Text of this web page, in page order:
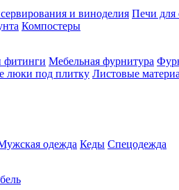
и виноделия Печи для
Компостеры
фитинги Мебельная фурнитура
люки под плитку Листовые
одежда Кеды Спецодежда